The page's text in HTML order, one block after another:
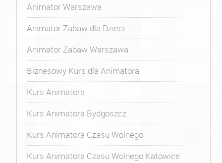
Animator Warszawa
Animator Zabaw dla Dzieci
Animator Zabaw Warszawa
Biznesowy Kurs dla Animatora
Kurs Animatora
Kurs Animatora Bydgoszcz
Kurs Animatora Czasu Wolnego
Kurs Animatora Czasu Wolnego Katowice